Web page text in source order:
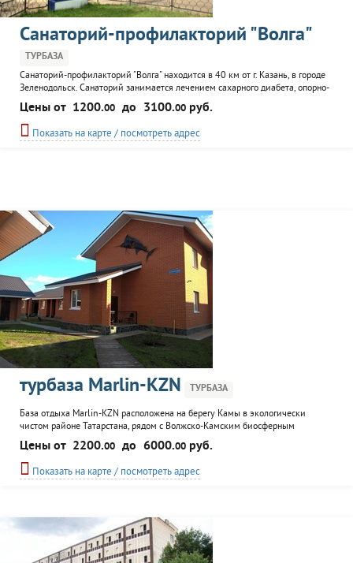
Санаторий-профилакторий "Волга"
ТУРБАЗА
Санаторий-профилакторий "Волга" находится в 40 км от г. Казань, в городе
Зеленодольск. Санаторий занимается лечением сахарного диабета, опорно-
двигательного аппарата, органов пищеварения, органов дыхания, нервной
системы, сердечно-сосудистых, гинекологических и эндокринологических
заболеваний. К услугам посетителей: столовая, библиотека, бильярд,
караоке, фотограф, видеосалон, салон...
Цены от 1200.00 до 3100.00 руб.
Показать на карте / посмотреть адрес
турбаза Marlin-KZN ТУРБАЗА
База отдыха Marlin-KZN расположена на берегу Камы в экологически
чистом районе Татарстана, рядом с Волжско-Камским биосферным
заповедником. База подходит как для любителей активного отдыха, так и
для отдыха с семьёй. В пяти минутах ходьбы чистый песочный пляж.
Отличная зимняя и летняя рыбалка.
Цены от 2200.00 до 6000.00 руб.
Показать на карте / посмотреть адрес